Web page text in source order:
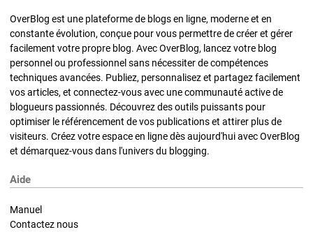
OverBlog est une plateforme de blogs en ligne, moderne et en
constante évolution, conçue pour vous permettre de créer et gérer
facilement votre propre blog. Avec OverBlog, lancez votre blog
personnel ou professionnel sans nécessiter de compétences
techniques avancées. Publiez, personnalisez et partagez facilement
vos articles, et connectez-vous avec une communauté active de
blogueurs passionnés. Découvrez des outils puissants pour
optimiser le référencement de vos publications et attirer plus de
visiteurs. Créez votre espace en ligne dès aujourd'hui avec OverBlog
et démarquez-vous dans l'univers du blogging.
Aide
Manuel
Contactez nous